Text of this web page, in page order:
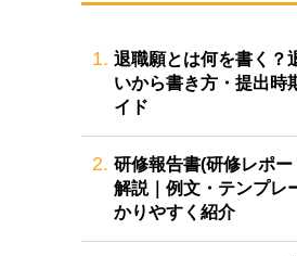
1. 退職願とは何を書く？
いから書き方・提出時
イド
2. 研修報告書(研修レポー
解説｜例文・テンプレ
かりやすく紹介